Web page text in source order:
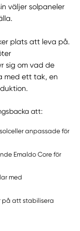
väljer solpaneler
plats att leva på.
sig om vad de
med ett tak, en
att:
anpassade för
Emaldo Core för
med
på att stabilisera